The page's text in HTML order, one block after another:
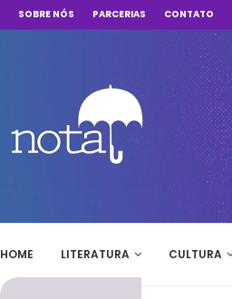
SOBRE NÓS PARCERIAS CONTATO
HOME LITERATURA CULTURA